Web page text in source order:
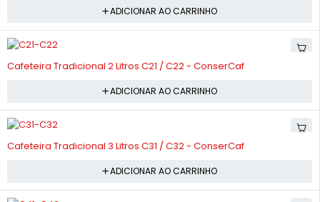
ADICIONAR AO CARRINHO
Cafeteira Tradicional 2 Litros C21 / C22 - ConserCaf
ADICIONAR AO CARRINHO
Cafeteira Tradicional 3 Litros C31 / C32 - ConserCaf
ADICIONAR AO CARRINHO